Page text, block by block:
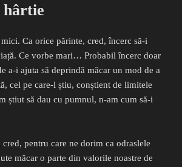
hârtie
Ca orice părinte, cred, încerc să-i
Ce vorbe mari… Probabil încerc doar
a-i ajuta să deprindă măcar un mod de a
cel pe care-l știu, conștient de limitele
știut să dau cu pumnul, n-am cum să-i
pentru care ne dorim ca odraslele
măcar o parte din valorile noastre de